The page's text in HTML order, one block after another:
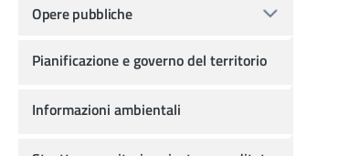
Opere pubbliche
Pianificazione e governo del territorio
Informazioni ambientali